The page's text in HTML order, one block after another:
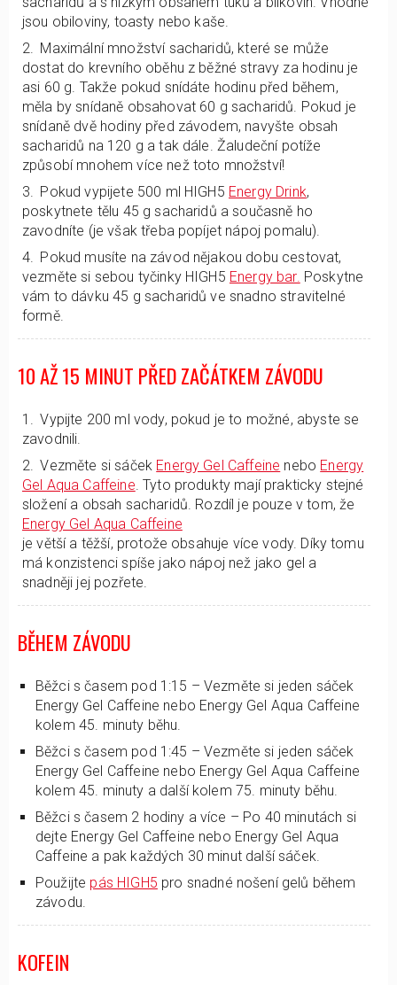
jsou obiloviny, toasty nebo kaše.
Maximální množství sacharidů, které se může
dostat do krevního oběhu z běžné stravy za hodinu je
asi 60 g. Takže pokud snídáte hodinu před během,
měla by snídaně obsahovat 60 g sacharidů. Pokud je
snídaně dvě hodiny před závodem, navyšte obsah
sacharidů na 120 g a tak dále. Žaludeční potíže
způsobí mnohem více než toto množství!
Pokud vypijete 500 ml HIGH5 Energy Drink,
poskytnete tělu 45 g sacharidů a současně ho
zavodníte (je však třeba popíjet nápoj pomalu).
Pokud musíte na závod nějakou dobu cestovat,
vezměte si sebou tyčinky HIGH5 Energy bar. Poskytne
vám to dávku 45 g sacharidů ve snadno stravitelné
formě.
10 AŽ 15 MINUT PŘED ZAČÁTKEM ZÁVODU
Vypijte 200 ml vody, pokud je to možné, abyste se
zavodnili.
Vezměte si sáček Energy Gel Caffeine nebo Energy
Gel Aqua Caffeine. Tyto produkty mají prakticky stejné
složení a obsah sacharidů. Rozdíl je pouze v tom, že
Energy Gel Aqua Caffeine
je větší a těžší, protože obsahuje více vody. Díky tomu
má konzistenci spíše jako nápoj než jako gel a
snadněji jej pozřete.
BĚHEM ZÁVODU
Běžci s časem pod 1:15 – Vezměte si jeden sáček
Energy Gel Caffeine nebo Energy Gel Aqua Caffeine
kolem 45. minuty běhu.
Běžci s časem pod 1:45 – Vezměte si jeden sáček
Energy Gel Caffeine nebo Energy Gel Aqua Caffeine
kolem 45. minuty a další kolem 75. minuty běhu.
Běžci s časem 2 hodiny a více – Po 40 minutách si
dejte Energy Gel Caffeine nebo Energy Gel Aqua
Caffeine a pak každých 30 minut další sáček.
Použijte pás HIGH5 pro snadné nošení gelů během
závodu.
KOFEIN